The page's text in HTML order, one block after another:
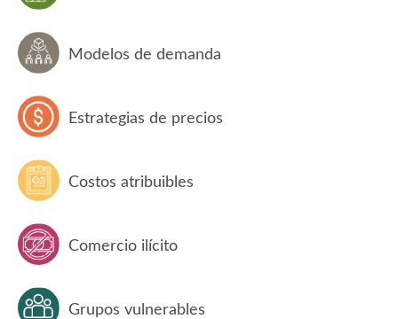
Modelos de demanda
Estrategias de precios
Costos atribuibles
Comercio ilícito
Grupos vulnerables